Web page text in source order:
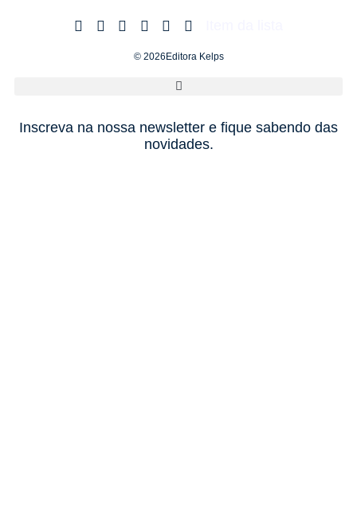
© 2026Editora Kelps
Inscreva na nossa newsletter e fique sabendo das
novidades.